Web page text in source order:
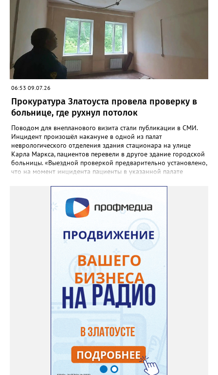
воде продолжалась более шестнадцати часов. К полудню
следующего дня все туристы были благополучно доставлены
на автовокзал Кусы. Медицинская помощь никому из них не
потребовалась.
06:53 09.07.26
Прокуратура Златоуста провела проверку в
больнице, где рухнул потолок
Поводом для внепланового визита стали публикации в СМИ.
Инцидент произошёл накануне в одной из палат
неврологического отделения здания стационара на улице
Карла Маркса, пациентов перевели в другое здание городской
больницы. «Выездной проверкой предварительно установлено,
что на момент инцидента пациенты в указанной палате
работ. Причиной отслоения отделочного слоя потолка в палате
явилось подтопление в результате протечки кровли», -
сообщили в региональной прокуратуре. В ходе проверки
прокуратурой города будет дана оценка исполнению
требований федерального законодательства ответственными
должностными лицами. При наличии оснований будут приняты
мер прокурорского реагирования.